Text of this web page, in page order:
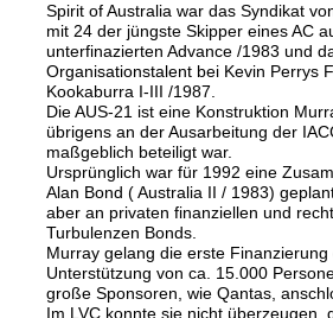
Spirit of Australia war das Syndikat
mit 24 der jüngste Skipper eines AC
unterfinazierten Advance /1983 und
Organisationstalent bei Kevin Perrys
Kookaburra I-III /1987.
Die AUS-21 ist eine Konstruktion
übrigens an der Ausarbeitung der
maßgeblich beteiligt war.
Ursprünglich war für 1992 eine
Alan Bond ( Australia II / 1983)
aber an privaten finanziellen und
Turbulenzen Bonds.
Murray gelang die erste Finanzierung
Unterstützung von ca. 15.000
große Sponsoren, wie Qantas,
Im LVC konnte sie nicht überzeugen,